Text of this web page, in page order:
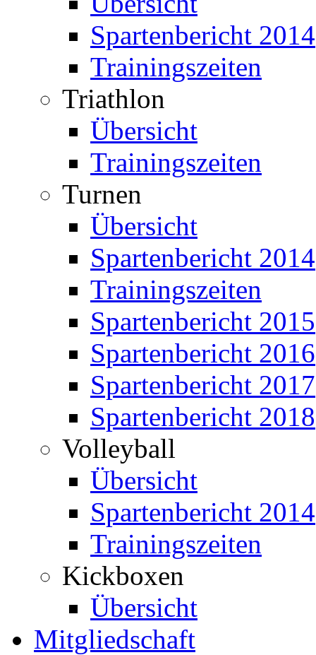
Spartenbericht 2014
Trainingszeiten
Triathlon
Übersicht
Trainingszeiten
Turnen
Übersicht
Spartenbericht 2014
Trainingszeiten
Spartenbericht 2015
Spartenbericht 2016
Spartenbericht 2017
Spartenbericht 2018
Volleyball
Übersicht
Spartenbericht 2014
Trainingszeiten
Kickboxen
Übersicht
Mitgliedschaft